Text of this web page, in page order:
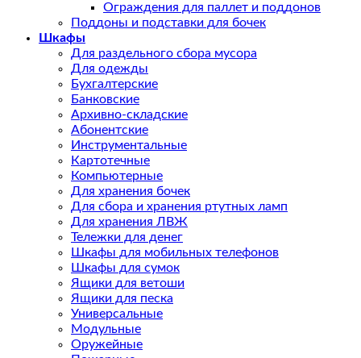
Ограждения для паллет и поддонов
Поддоны и подставки для бочек
Шкафы
Для раздельного сбора мусора
Для одежды
Бухгалтерские
Банковские
Архивно-складские
Абонентские
Инструментальные
Картотечные
Компьютерные
Для хранения бочек
Для сбора и хранения ртутных ламп
Для хранения ЛВЖ
Тележки для денег
Шкафы для мобильных телефонов
Шкафы для сумок
Ящики для ветоши
Ящики для песка
Универсальные
Модульные
Оружейные